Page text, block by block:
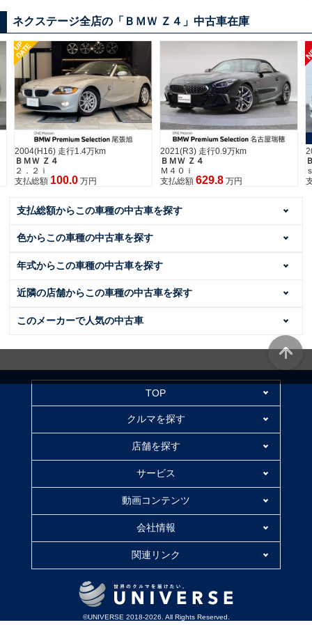
ネクステージ全店の「ＢＭＷ Ｚ４」中古車在庫
UP
DATE
2004(H16) 走行1.4万km
ＢＭＷ Ｚ４
２．２ｉ
支払総額 100.0 万円
2021(R3) 走行0.9万km
ＢＭＷ Ｚ４
Ｍ４０ｉ
支払総額 629.8 万円
支払総額からこの車種の中古車を探す
色からこの車種の中古車を探す
年式からこの車種の中古車を探す
近隣の店舗からこの車種の中古車を探す
このメーカーで人気の中古車
TOP
クルマを探す
店舗を探す
サービス
動画コンテンツ
会社情報
関連リンク
©UNIVERSE 2018-2026. All Rights Reserved.